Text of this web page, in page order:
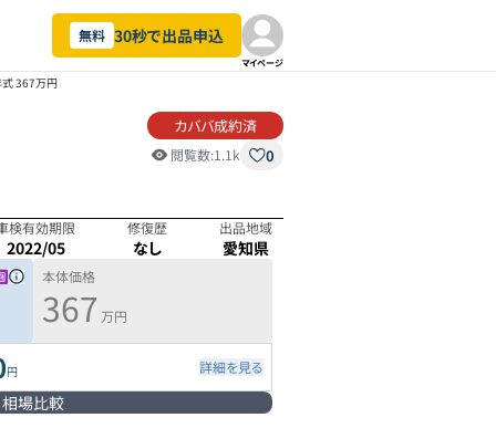
無料 30秒で出品申込
マイページ
式 367万円
カババ成約済
閲覧数:1.1k 0
検有効期限
2022/05
修復歴
なし
出品地域
愛知県
本体価格
367 万円
円 詳細を見る
相場比較